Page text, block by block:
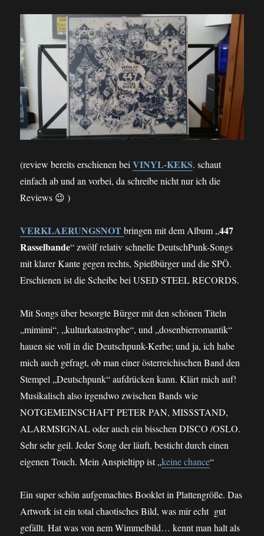
(review bereits erschienen beiVINYL-KEKS. schaut
einfach ab und an vorbei, da schreibe nicht nur ich die
Reviews 😉 )
VERKLAERUNGSNOT bringen mit dem Album „447
Rasselbande“ zwölf relativ schnelle DeutschPunk-Songs
mit klarer Kante gegen rechts, Spießbürger und die SPÖ.
Erschienen ist die Scheibe bei USED STEEL RECORDS.
Mit Songs über besorgte Bürger mit den schönen Titeln
„mimimi“, „kulturkatastrophe“, und „dosenbierromantik“
hauen sie voll in die Deutschpunk-Kerbe; und ja, ich habe
mich auch gefragt, ob man einer österreichischen Band den
Stempel „Deutschpunk“ aufdrücken kann. Klärt mich auf!
Musikalisch also irgendwo zwischen Bands wie
NOTGEMEINSCHAFT PETER PAN, MISSSTAND,
ALARMSIGNAL oder auch ein bisschen DISCO /OSLO.
Sehr sehr geil. Jeder Song der läuft, besticht durch einen
eigenen Touch. Mein Anspieltipp ist „keine chance“
Ein super schön aufgemachtes Booklet in Plattengröße. Das
Artwork ist ein total chaotisches Bild, was mir echt gut
gefällt. Hat was von nem Wimmelbild… kennt man halt als